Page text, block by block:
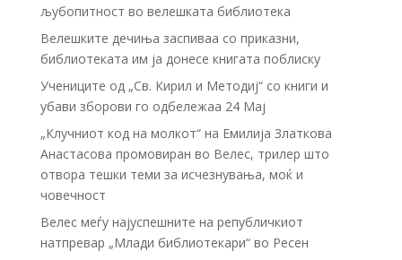
љубопитност во велешката библиотека
Велешките дечиња заспиваа со приказни,
библиотеката им ја донесе книгата поблиску
Учениците од „Св. Кирил и Методиј“ со книги и
убави зборови го одбележаа 24 Мај
„Клучниот код на молкот“ на Емилија Златкова
Анастасова промовиран во Велес, трилер што
отвора тешки теми за исчезнувања, моќ и
човечност
Велес меѓу најуспешните на републичкиот
натпревар „Млади библиотекари“ во Ресен